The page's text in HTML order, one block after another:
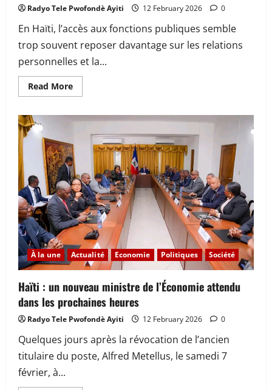
Radyo Tele Pwofondè Ayiti 12 February 2026 0
En Haïti, l’accès aux fonctions publiques semble
trop souvent reposer davantage sur les relations
personnelles et la...
Read MoreRead
more
Éditorial
février
2026
Sujet
:
Compétence
ignorée,
amitié
récompensée
:
le
naufrage
mérite
en
Haïti
À la une Actualité Economie Politiques Société
Haïti : un nouveau ministre de l’Économie attendu
dans les prochaines heures
Radyo Tele Pwofondè Ayiti 12 February 2026 0
Quelques jours après la révocation de l’ancien
titulaire du poste, Alfred Metellus, le samedi 7
février, à...